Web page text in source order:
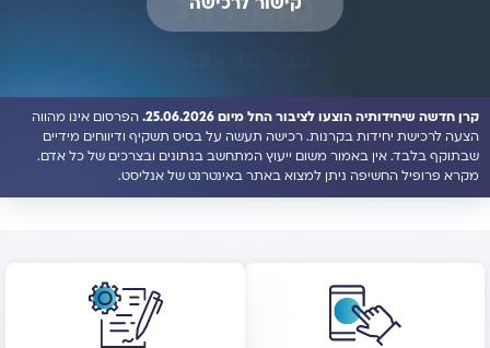
מומחיות
צור קשר
קישור לרכישה
קרן חדשה שיחידותיה הוצעו לציבור החל מיום 25.06.2026.
הפרסום אינו מהווה
הצעה לרכישת יחידות בקרנות. רכישה תעשה על בסיס תשקיף ודיווחים מידיים
שבתוקף בלבד. אין באמור משום ייעוץ המתחשב בנתונים ובצרכים של כל אדם.
מקרא פרופיל החשיפה ניתן למצוא באתר באינטרנט של אנליסט.
קישור לרכישה
קרן חדשה שיחידותיה הוצעו לציבור החל מיום 08.06.2026.
קישור לרכישה
קרן חדשה שיחידותיה הוצעו לציבור החל מיום 08.06.2026.
קישור לרכישה
קרן חדשה שיחידותיה הוצעו לציבור החל מיום 01.06.2026.
קרן חדשה שיחידותיה הוצעו לציבור החל מיום 18.05.2026.
קרן חדשה שיחידותיה הוצעו לציבור החל מיום 28.04.2026.
קרן חדשה שיחידותיה הוצעו לציבור החל מיום 28.04.2026.